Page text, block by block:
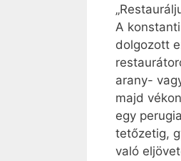
A
dolgozott
arany-
majd
egy
tetőzetig,
való